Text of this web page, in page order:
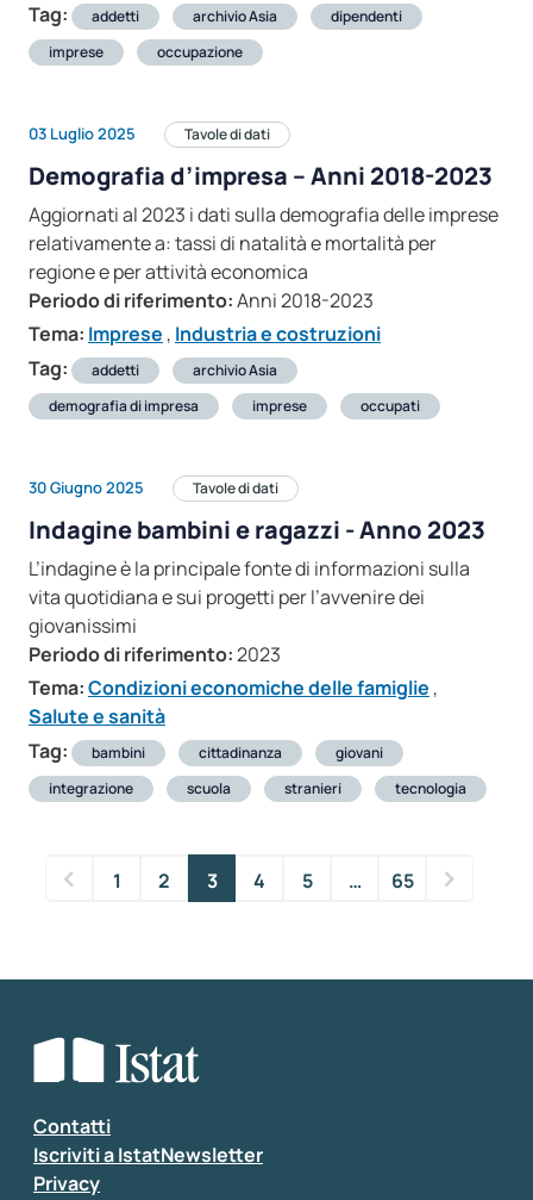
Tag:
addetti archivio Asia
dipendenti
imprese
occupazione
03 Luglio 2025 Tavole di dati
Demografia d’impresa – Anni 2018-2023
Aggiornati al 2023 i dati sulla demografia delle imprese
relativamente a: tassi di natalità e mortalità per
regione e per attività economica
Periodo di riferimento:Anni 2018-2023
Tema: Imprese , Industria e costruzioni
Tag:
addetti
archivio Asia
demografia di impresa
imprese occupati
30 Giugno 2025 Tavole di dati
Indagine bambini e ragazzi - Anno 2023
L’indagine è la principale fonte di informazioni sulla
vita quotidiana e sui progetti per l’avvenire dei
giovanissimi
Periodo di riferimento:2023
Tema:Condizioni economiche delle famiglie ,
Salute e sanità
Tag:
bambini cittadinanza
giovani
integrazione
scuola stranieri tecnologia
1 2 3 4 5 … 65
Contatti
Iscriviti a IstatNewsletter
Privacy